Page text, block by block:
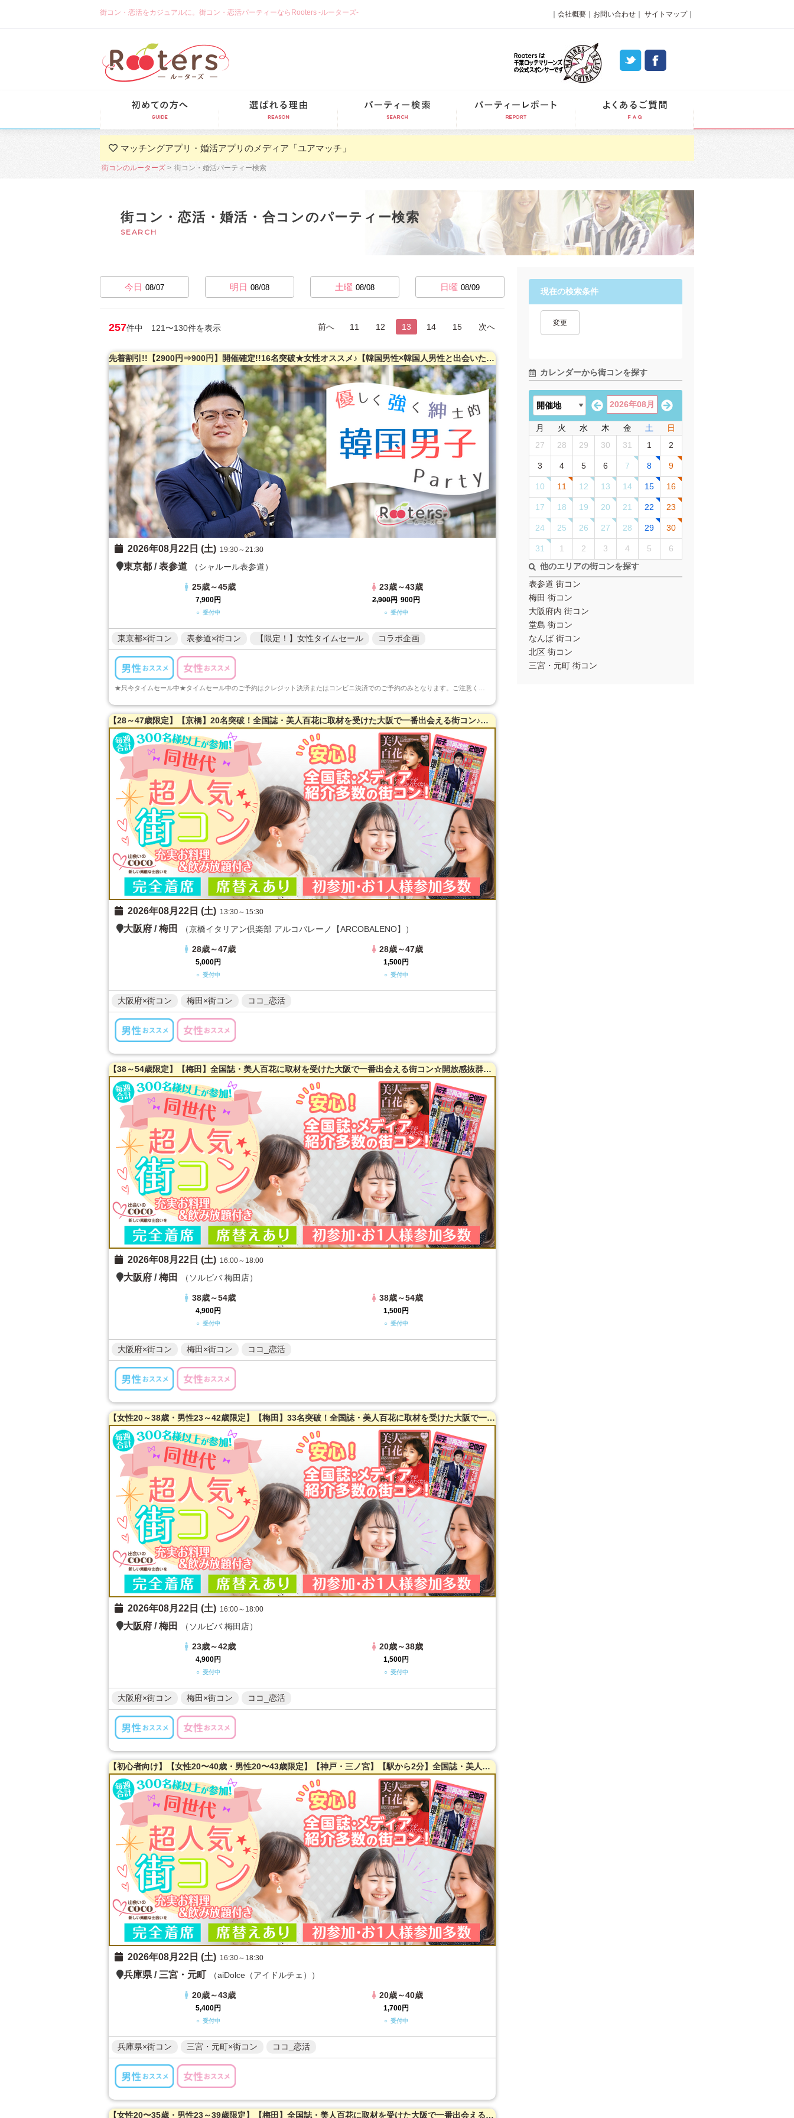
街コン・恋活をカジュアルに。街コン・恋活パーティーならRooters -ルーターズ- 会社概要 お問い合わせ サイトマップ｜
マッチングアプリ・婚活アプリのメディア「ユアマッチ」
街コンのルーターズ 街コン・婚活パーティー検索
街コン・恋活・婚活・合コンのパーティー検索
SEARCH
今日 08/07 明日 08/08 土曜 08/08 日曜 08/09
前へ 11 12 13 14 15 次へ
257件中 121〜130件を表示
先着割引!!【2900円⇒900円】開催確定!!16名突破★女性オススメ♪【韓国男性×韓国人男性と出会いたい日本人女性】☆日韓交流☆超特出逢いの極みSP
2026年08月22日 (土) 19:30～21:30
東京都 /表参道 （シャルール表参道）
25歳～45歳
7,900円
○ 受付中
23歳～43歳
2,900円 900円
○ 受付中
東京都×街コン 表参道×街コン 【限定！】女性タイムセール コラボ企画
【28～47歳限定】【京橋】20名突破！全国誌・美人百花に取材を受けた大阪で一番出会える街コン♪超オシャレ・隠れ家レストラン貸切☆【真剣婚活男女】で楽しむ♪【充実お料理＆飲み放題付】【カジュアルな雰囲気】だから交流しやすい♪LINE交換自由＆席替えあり！
2026年08月22日 (土) 13:30～15:30
大阪府 /梅田 （京橋イタリアン倶楽部 アルコバレーノ【ARCOBALENO】）
28歳～47歳
5,000円
○ 受付中
28歳～47歳
1,500円
○ 受付中
大阪府×街コン 梅田×街コン ココ_恋活
【38～54歳限定】【梅田】全国誌・美人百花に取材を受けた大阪で一番出会える街コン☆開放感抜群のカフェダイニング貸切☆同世代で盛り上がる♪【自家製焼き立てパン】を味わえます☆【カジュアルな雰囲気】LINE交換自由＆席がえあり！
2026年08月22日 (土) 16:00～18:00
大阪府 /梅田 （ソルビバ 梅田店）
38歳～54歳
4,900円
○ 受付中
38歳～54歳
1,500円
○ 受付中
大阪府×街コン 梅田×街コン ココ_恋活
【女性20～38歳・男性23～42歳限定】【梅田】33名突破！全国誌・美人百花に取材を受けた大阪で一番出会える街コン☆開放感抜群のカフェダイニング貸切☆同世代で盛り上がる♪【自家製焼き立てパン】を味わえます☆【カジュアルな雰囲気】LINE交換自由＆席がえあり！
2026年08月22日 (土) 16:00～18:00
大阪府 /梅田 （ソルビバ 梅田店）
23歳～42歳
4,900円
○ 受付中
20歳～38歳
1,500円
○ 受付中
大阪府×街コン 梅田×街コン ココ_恋活
【初心者向け】【女性20〜40歳・男性20〜43歳限定】【神戸・三ノ宮】【駅から2分】全国誌・美人百花に取材を受けた本当に出会える街コン♪【インスタ映え確実！会話のキッカケにも☆プリントラテ体験付き】【こだわりの開放空間】【豊富なドリンクメニュー】【同世代】で楽しむ♪LINE交換自由＆席替えあり！
2026年08月22日 (土) 16:30～18:30
兵庫県 / 三宮・元町 （aiDolce（アイドルチェ））
20歳～43歳
5,400円
○ 受付中
20歳～40歳
1,700円
○ 受付中
兵庫県×街コン 三宮・元町×街コン ココ_恋活
【女性20〜35歳・男性23～39歳限定】【梅田】全国誌・美人百花に取材を受けた大阪で一番出会える街コン☆【年収６００万以上☆ハイスペ男性】開放感抜群のカフェダイニング貸切☆同世代で盛り上がる♪【当たる！と有名な女性占い師によるオラクルカード占い】を体験できます！【自家製焼き立てパン】を味わえます☆LINE交換自由＆席替えあり！
現在の検索条件
変更
カレンダーから街コンを探す
2026年08月
月 火 水 木 金 土
日
27
28 29 30 31 1 2
3 4 5 6 7 8 9
10 11 12 13 14 15 16
17 18 19 20 21 22 23
24 25 26 27 28 29 30
31 1 2 3 4 5
6
他のエリアの街コンを探す
表参道 街コン
梅田 街コン
大阪府内 街コン
堂島 街コン
なんば 街コン
北区 街コン
三宮・元町 街コン